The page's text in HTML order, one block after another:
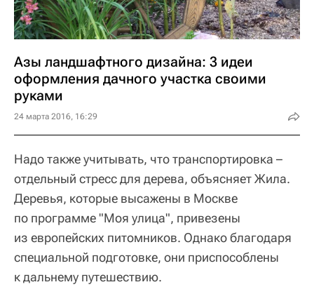
Азы ландшафтного дизайна: 3 идеи
оформления дачного участка своими
руками
24 марта 2016, 16:29
Надо также учитывать, что транспортировка –
отдельный стресс для дерева, объясняет Жила.
Деревья, которые высажены в Москве
по программе "Моя улица", привезены
из европейских питомников. Однако благодаря
специальной подготовке, они приспособлены
к дальнему путешествию.